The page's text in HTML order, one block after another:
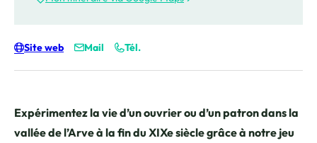
Expérimentez la vie d’un ouvrier ou d’un patron dans la
vallée de l’Arve à la fin du XIXe siècle grâce à notre jeu
Site web Mail Tél.